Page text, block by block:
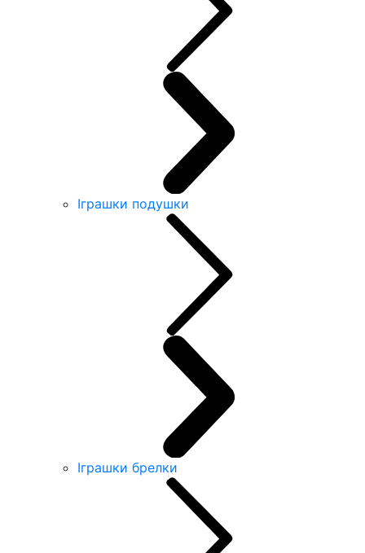
Іграшки подушки
Іграшки брелки